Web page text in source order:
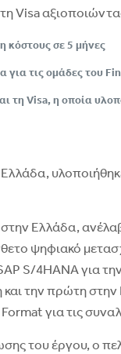
Visa
κόστους σε 5 μήνες
τις ομάδες του
τη Visa, η οποία
στην Ελλάδα,
ψηφιακό
S/4HANA για
την πρώτη στην
για τις
του έργου, ο